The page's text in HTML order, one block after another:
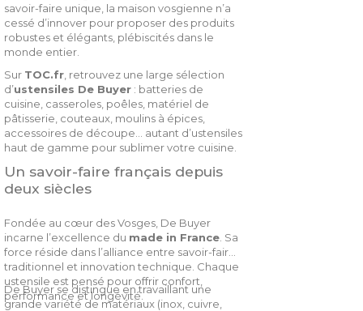
savoir-faire unique, la maison vosgienne n’a
cessé d’innover pour proposer des produits
robustes et élégants, plébiscités dans le
monde entier.
Sur TOC.fr , retrouvez une large sélection
d’ustensiles De Buyer : batteries de
cuisine, casseroles, poêles, matériel de
pâtisserie, couteaux, moulins à épices,
accessoires de découpe… autant d’ustensiles
haut de gamme pour sublimer votre cuisine.
Un savoir-faire français depuis
deux siècles
Fondée au cœur des Vosges, De Buyer
incarne l’excellence du made in France . Sa
force réside dans l’alliance entre savoir-faire
traditionnel et innovation technique. Chaque
ustensile est pensé pour offrir confort,
performance et longévité.
De Buyer se distingue en travaillant une
grande variété de matériaux (inox, cuivre,